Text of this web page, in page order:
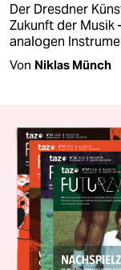
Der Dresdner
Zukunft der Musik
analogen
Von Niklas Münch